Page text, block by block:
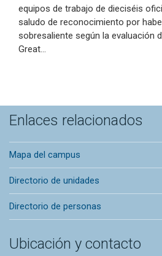
equipos de trabajo de dieciséis
saludo de reconocimiento por
sobresaliente según la evaluación
Great…
Enlaces relacionados
Mapa del campus
Directorio de unidades
Directorio de personas
Ubicación y contacto